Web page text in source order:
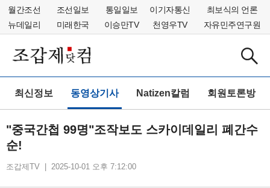
월간조선 조선일보 통일일보 이기자통신
최보식의 언론
뉴데일리
미래한국 이승만TV 천영우TV 자유민주연구원
최신정보 동영상기사 Natizen칼럼 회원토론방
"중국간첩 99명"조작보도 스카이데일리 폐간수
순!
조갑제TV | 2025-10-01 오후 7:12:00